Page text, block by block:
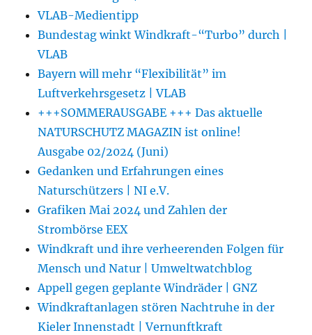
VLAB-Medientipp
Bundestag winkt Windkraft-“Turbo” durch |
VLAB
Bayern will mehr “Flexibilität” im
Luftverkehrsgesetz | VLAB
+++SOMMERAUSGABE +++ Das aktuelle
NATURSCHUTZ MAGAZIN ist online!
Ausgabe 02/2024 (Juni)
Gedanken und Erfahrungen eines
Naturschützers | NI e.V.
Grafiken Mai 2024 und Zahlen der
Strombörse EEX
Windkraft und ihre verheerenden Folgen für
Mensch und Natur | Umweltwatchblog
Appell gegen geplante Windräder | GNZ
Windkraftanlagen stören Nachtruhe in der
Kieler Innenstadt | Vernunftkraft